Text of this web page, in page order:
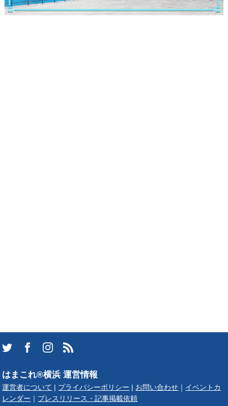
はまこれ®横浜 運営情報
運営者について プライバシーポリシー お問い合わせ
イベントカ
レンダー
プレスリリース・記事掲載依頼